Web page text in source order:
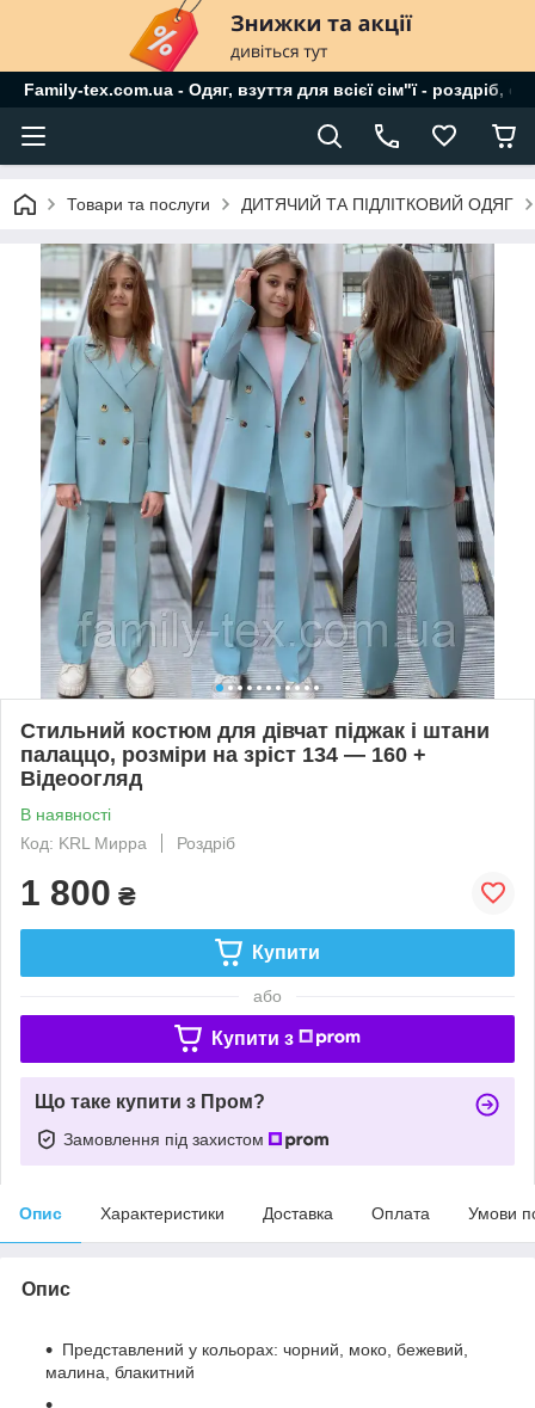
Family-tex.com.ua - Одяг, взуття для всієї сім"ї - роздріб,
Товари та послуги ДИТЯЧИЙ ТА ПІДЛІТКОВИЙ ОДЯГ
Стильний костюм для дівчат піджак і штани
палаццо, розміри на зріст 134 — 160 +
Відеоогляд
В наявності
Код: KRL Мирра
Роздріб
1 800 ₴
Купити
або
Купити з
Що таке купити з Пром?
Замовлення під захистом
Опис Характеристики Доставка Оплата Умови
Опис
Представлений у кольорах: чорний, моко, бежевий,
малина, блакитний